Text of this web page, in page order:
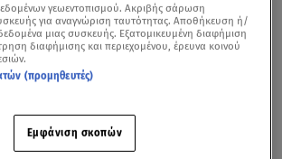
εξαπέλυσε βαριές κατηγορίες εναντίον των
τους ότι απαγάγουν πρόσφυγες / Βίντεο
γεωεντοπισμού. Ακριβής σάρωση
για αναγνώριση ταυτότητας. Αποθήκευση ή/
μιας συσκευής. Εξατομικευμένη διαφήμιση
διαφήμισης και περιεχομένου, έρευνα κοινού
(προμηθευτές)
Εμφάνιση σκοπών